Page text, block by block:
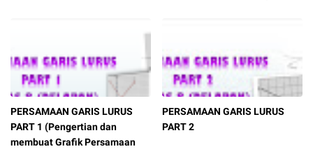
PERSAMAAN GARIS LURUS
PART 1 (Pengertian dan
membuat Grafik Persamaan
PERSAMAAN GARIS LURUS
PART 2